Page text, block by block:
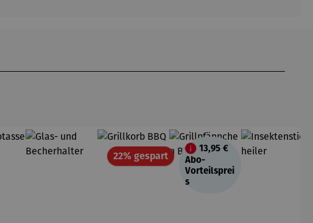
22% gespartRabatt
13,95 €
Abo-
Vorteilsprei
s